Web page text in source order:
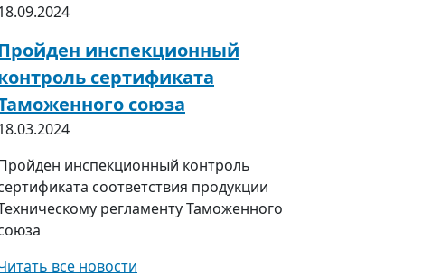
инспекционный
сертификата
союза
инспекционный контроль
соответствия продукции
регламенту Таможенного
все новости